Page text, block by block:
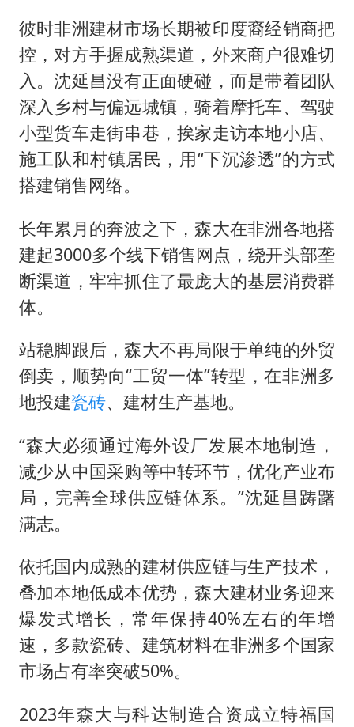
彼时非洲建材市场长期被印度裔经销商把
控，对方手握成熟渠道，外来商户很难切
入。沈延昌没有正面硬碰，而是带着团队
深入乡村与偏远城镇，骑着摩托车、驾驶
小型货车走街串巷，挨家走访本地小店、
施工队和村镇居民，用“下沉渗透”的方式
搭建销售网络。
长年累月的奔波之下，森大在非洲各地搭
建起3000多个线下销售网点，绕开头部垄
断渠道，牢牢抓住了最庞大的基层消费群
体。
站稳脚跟后，森大不再局限于单纯的外贸
倒卖，顺势向“工贸一体”转型，在非洲多
地投建瓷砖、建材生产基地。
“森大必须通过海外设厂发展本地制造，
减少从中国采购等中转环节，优化产业布
局，完善全球供应链体系。”沈延昌踌躇
满志。
依托国内成熟的建材供应链与生产技术，
叠加本地低成本优势，森大建材业务迎来
爆发式增长，常年保持40%左右的年增
速，多款瓷砖、建筑材料在非洲多个国家
市场占有率突破50%。
2023年森大与科达制造合资成立特福国